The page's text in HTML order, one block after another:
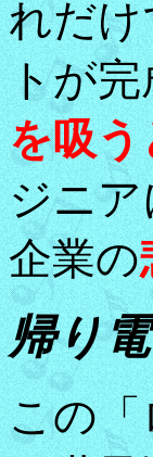
れだ
トが
を吸う
ジニ
企業の
帰り
この「